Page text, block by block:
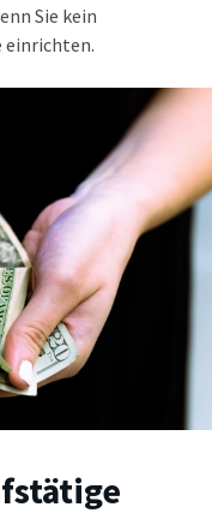
Sie kein
einrichten.